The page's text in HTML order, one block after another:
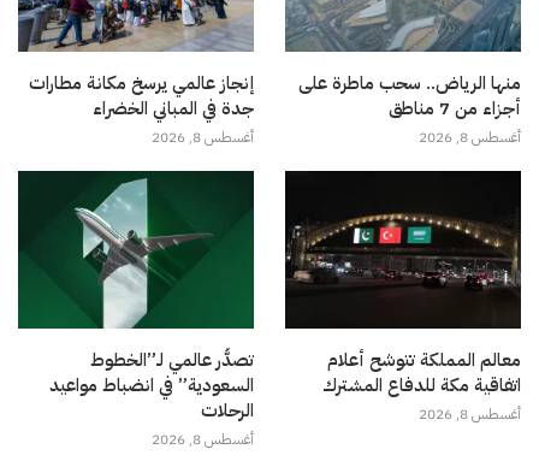
منها الرياض.. سحب ماطرة على
أجزاء من 7 مناطق
أغسطس 8, 2026
إنجاز عالمي يرسخ مكانة مطارات
جدة في المباني الخضراء
أغسطس 8, 2026
معالم المملكة تتوشح أعلام
اتفاقية مكة للدفاع المشترك
أغسطس 8, 2026
تصدُّر عالمي لـ”الخطوط
السعودية” في انضباط مواعيد
الرحلات
أغسطس 8, 2026